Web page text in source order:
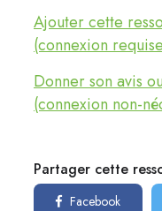
Ajouter cette
(connexion
Donner son avis
(connexion non-
Partager cette
Facebook